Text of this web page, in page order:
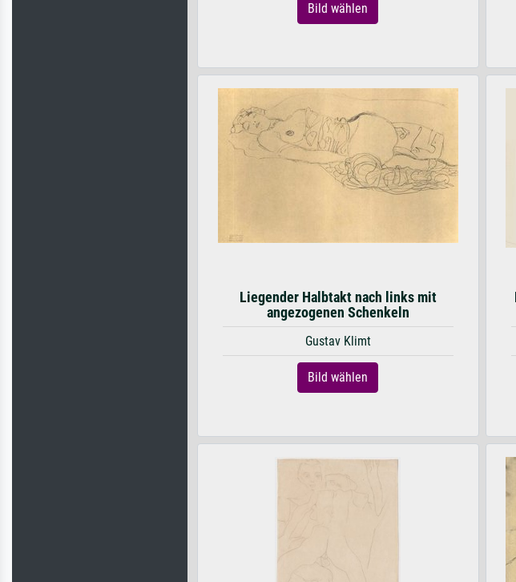
Bild wählen
Liegender Halbtakt nach links mit
angezogenen Schenkeln
Gustav Klimt
Bild wählen